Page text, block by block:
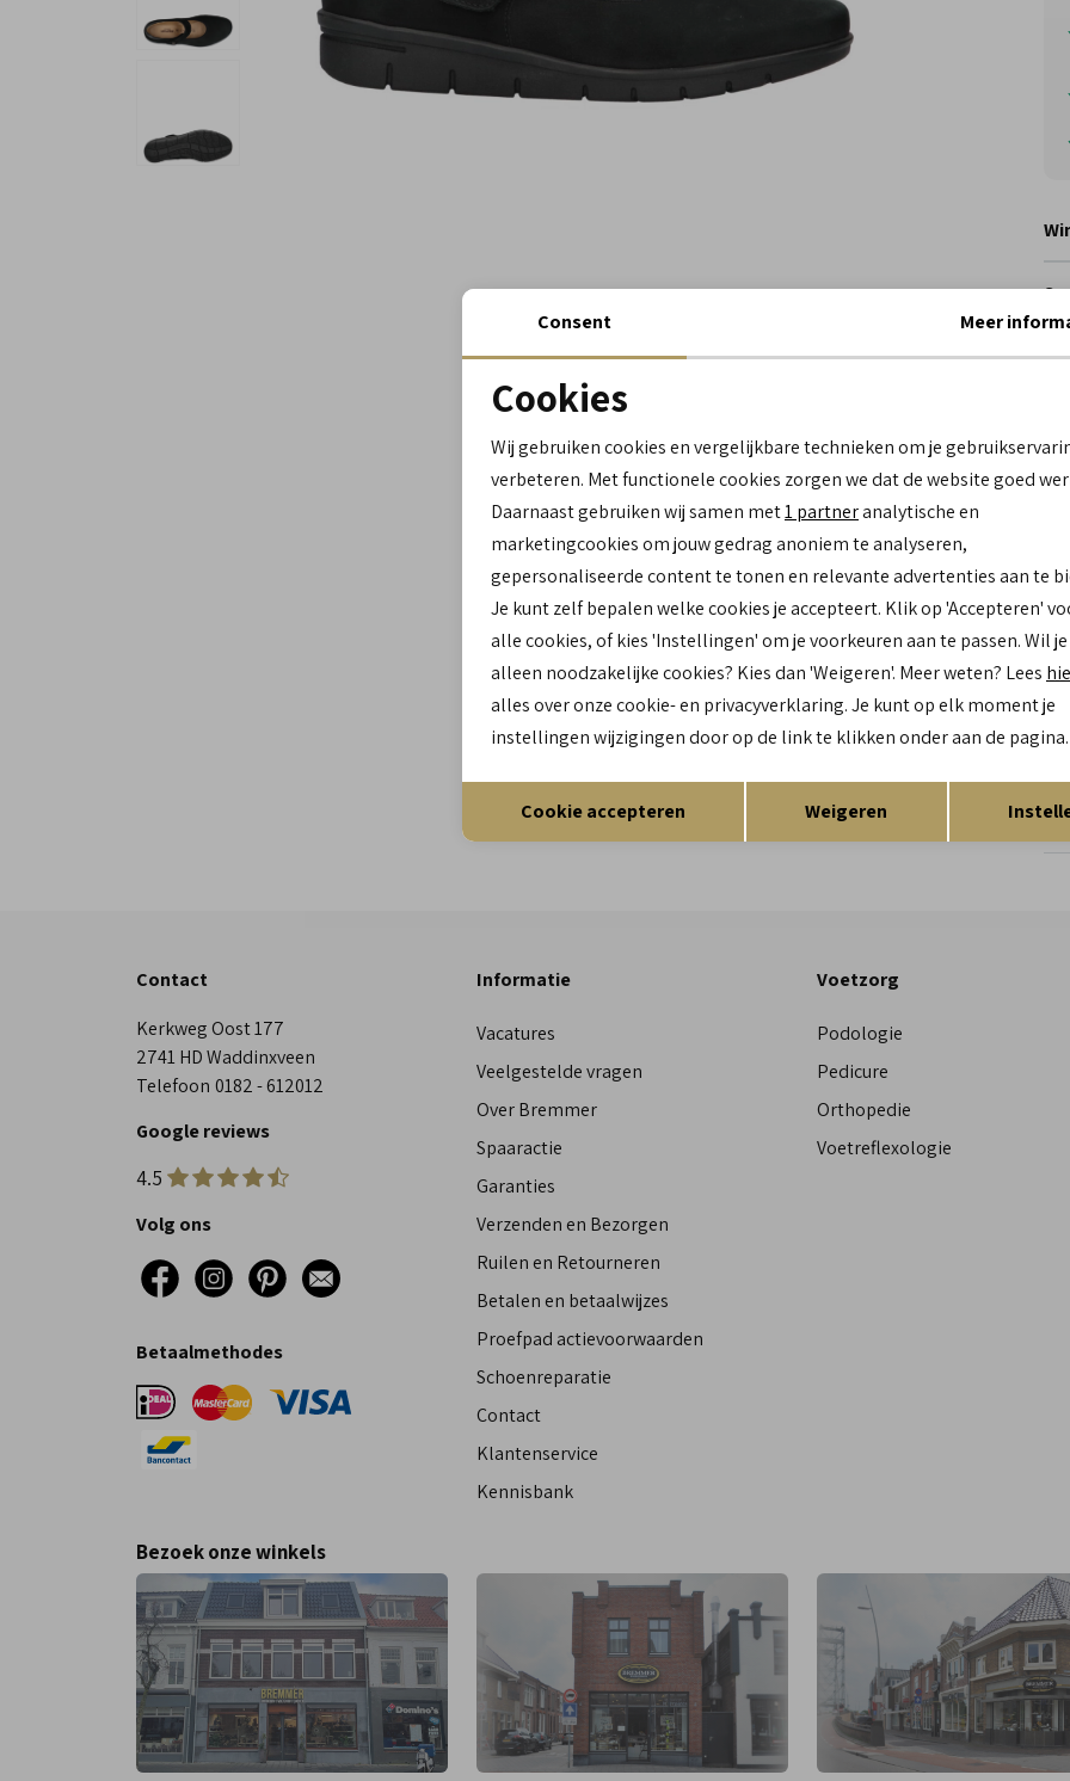
Contact
Kerkweg Oost 177
2741 HD Waddinxveen
Telefoon 0182 - 612012
Google reviews
4.5
Volg ons
Betaalmethodes
Informatie
Vacatures
Veelgestelde vragen
Over Bremmer
Spaaractie
Garanties
Verzenden en Bezorgen
Ruilen en Retourneren
Betalen en betaalwijzes
Proefpad actievoorwaarden
Schoenreparatie
Contact
Klantenservice
Kennisbank
Voetzorg
Podologie
Pedicure
Orthopedie
Voetreflexologie
Bezoek onze winkels
Noodzakelijke cookies
Analytische cookies Marketing cookies
Terug Opslaan
Consent Meer
Cookies
Wij gebruiken cookies en vergelijkbare technieken om je
verbeteren. Met functionele cookies zorgen we dat de website goed
Daarnaast gebruiken wij samen met1 partneranalytische en
marketingcookies om jouw gedrag anoniem te analyseren,
gepersonaliseerde content te tonen en relevante advertenties aan te
Je kunt zelf bepalen welke cookies je accepteert. Klik op 'Accepteren'
alle cookies, of kies 'Instellingen' om je voorkeuren aan te passen. Wil je
alleen noodzakelijke cookies? Kies dan 'Weigeren'. Meer weten? Lees
alles over onze cookie- en privacyverklaring. Je kunt op elk moment je
instellingen wijzigingen door op de link te klikken onder aan de pagina.
Cookie accepteren Weigeren